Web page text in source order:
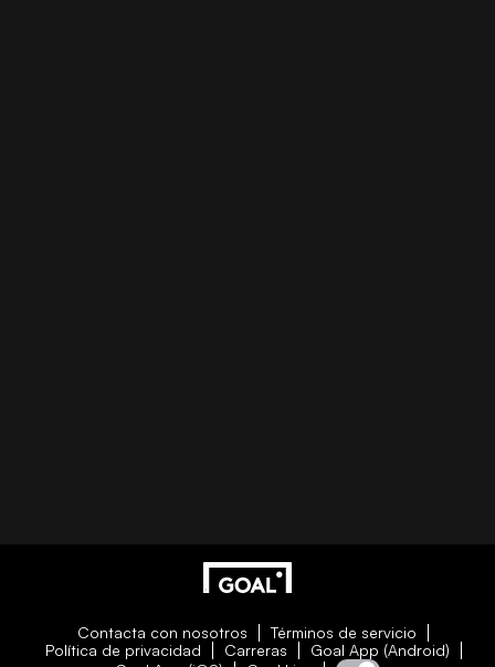
Contacta con nosotros
Términos de servicio
Política de privacidad
Carreras
Goal App (Android)